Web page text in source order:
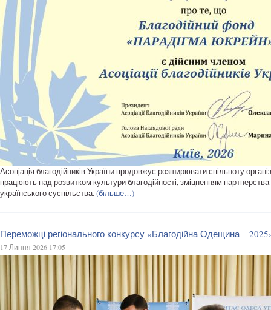
Асоціація благодійників України продовжує розширювати спільноту
працюють над розвитком культури благодійності, зміцненням
українського суспільства.(більше…)
Переможці регіонального конкурсу «Благодійна Одещина –
17 Липня 2026 17:05